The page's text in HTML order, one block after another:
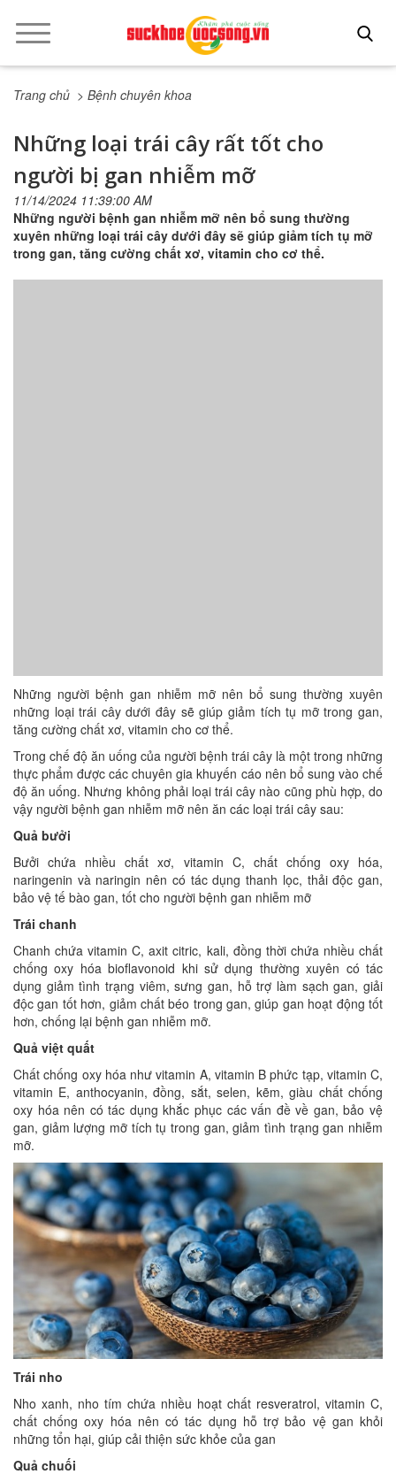
Trang chủ > Bệnh chuyên khoa
Những loại trái cây rất tốt cho
người bị gan nhiễm mỡ
11/14/2024 11:39:00 AM
Những người bệnh gan nhiễm mỡ nên bổ sung thường
xuyên những loại trái cây dưới đây sẽ giúp giảm tích tụ mỡ
trong gan, tăng cường chất xơ, vitamin cho cơ thể.
Những người bệnh gan nhiễm mỡ nên bổ sung thường xuyên
những loại trái cây dưới đây sẽ giúp giảm tích tụ mỡ trong gan,
tăng cường chất xơ, vitamin cho cơ thể.
Trong chế độ ăn uống của người bệnh trái cây là một trong những
thực phẩm được các chuyên gia khuyến cáo nên bổ sung vào chế
độ ăn uống. Nhưng không phải loại trái cây nào cũng phù hợp, do
vậy người bệnh gan nhiễm mỡ nên ăn các loại trái cây sau:
Quả bưởi
Bưởi chứa nhiều chất xơ, vitamin C, chất chống oxy hóa,
naringenin và naringin nên có tác dụng thanh lọc, thải độc gan,
bảo vệ tế bào gan, tốt cho người bệnh gan nhiễm mỡ
Trái chanh
Chanh chứa vitamin C, axit citric, kali, đồng thời chứa nhiều chất
chống oxy hóa bioflavonoid khi sử dụng thường xuyên có tác
dụng giảm tình trạng viêm, sưng gan, hỗ trợ làm sạch gan, giải
độc gan tốt hơn, giảm chất béo trong gan, giúp gan hoạt động tốt
hơn, chống lại bệnh gan nhiễm mỡ.
Quả việt quất
Chất chống oxy hóa như vitamin A, vitamin B phức tạp, vitamin C,
vitamin E, anthocyanin, đồng, sắt, selen, kẽm, giàu chất chống
oxy hóa nên có tác dụng khắc phục các vấn đề về gan, bảo vệ
gan, giảm lượng mỡ tích tụ trong gan, giảm tình trạng gan nhiễm
mỡ.
Trái nho
Nho xanh, nho tím chứa nhiều hoạt chất resveratrol, vitamin C,
chất chống oxy hóa nên có tác dụng hỗ trợ bảo vệ gan khỏi
những tổn hại, giúp cải thiện sức khỏe của gan
Quả chuối